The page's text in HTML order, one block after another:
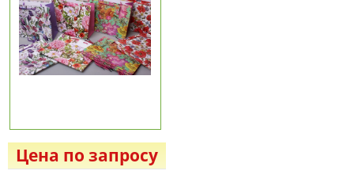
Цена по запросу